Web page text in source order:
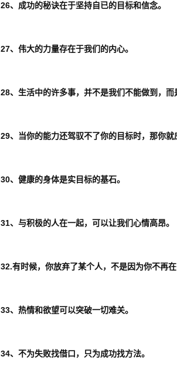
26、成功的秘诀在于坚持自已的目标和信念。
27、伟大的力量存在于我们的内心。
28、生活中的许多事，并不是我们不能做到，而
29、当你的能力还驾驭不了你的目标时，那你就
30、健康的身体是实目标的基石。
31、与积极的人在一起，可以让我们心情高昂。
32.有时候，你放弃了某个人，不是因为你不再
33、热情和欲望可以突破一切难关。
34、不为失败找借口，只为成功找方法。